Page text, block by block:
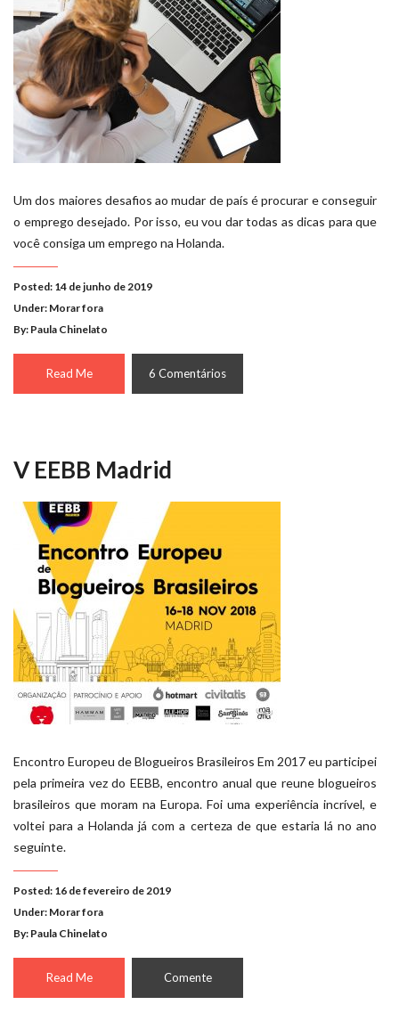
Um dos maiores desafios ao mudar de país é procurar e conseguir
o emprego desejado. Por isso, eu vou dar todas as dicas para que
você consiga um emprego na Holanda.
Posted: 14 de junho de 2019
Under: Morar fora
By: Paula Chinelato
Read Me 6 Comentários
V EEBB Madrid
Encontro Europeu de Blogueiros Brasileiros Em 2017 eu participei
pela primeira vez do EEBB, encontro anual que reune blogueiros
brasileiros que moram na Europa. Foi uma experiência incrível, e
voltei para a Holanda já com a certeza de que estaria lá no ano
seguinte.
Posted: 16 de fevereiro de 2019
Under: Morar fora
By: Paula Chinelato
Read Me Comente